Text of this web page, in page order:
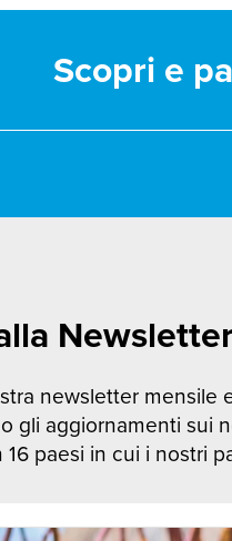
Scopri e
Newsletter
newsletter mensile
gli aggiornamenti sui
paesi in cui i nostri